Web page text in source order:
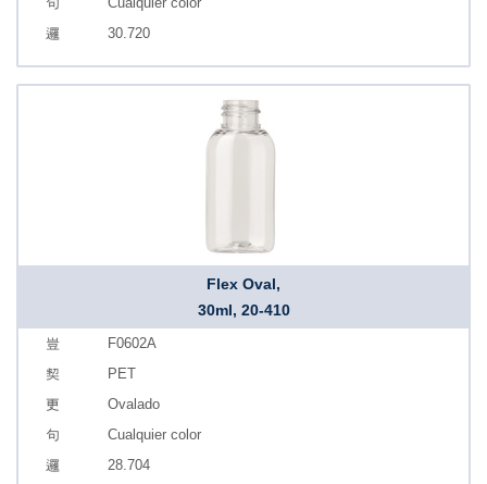
30.720
Flex Oval,
30ml, 20-410
F0602A
PET
Ovalado
Cualquier color
28.704